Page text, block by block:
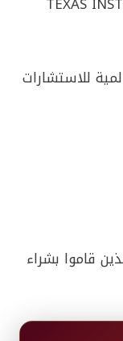
للاستشارات
قاموا بشراء